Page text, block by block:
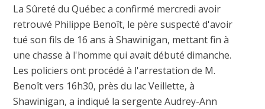
La Sûreté du Québec a confirmé mercredi avoir
retrouvé Philippe Benoît, le père suspecté d'avoir
tué son fils de 16 ans à Shawinigan, mettant fin à
une chasse à l'homme qui avait débuté dimanche.
Les policiers ont procédé à l'arrestation de M.
Benoît vers 16h30, près du lac Veillette, à
Shawinigan, a indiqué la sergente Audrey-Ann